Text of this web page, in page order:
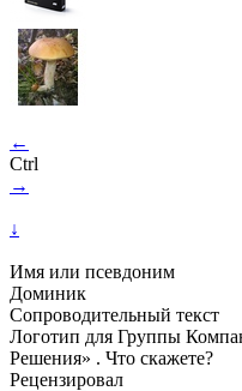
←
Ctrl
→
↓
Имя или псевдоним
Доминик
Сопроводительный текст
Логотип для Группы
Решения» . Что скажете?
Рецензировал